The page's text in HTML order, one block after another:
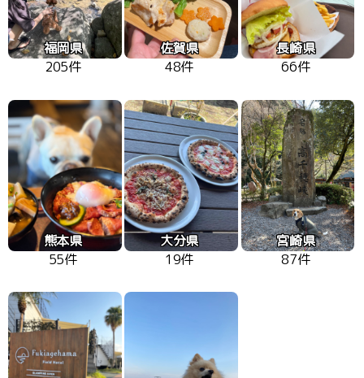
福岡県
205件
佐賀県
48件
長崎県
66件
熊本県
55件
大分県
19件
宮崎県
87件